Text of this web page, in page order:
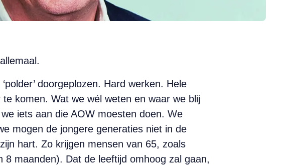
doorgeplozen. Hard werken. Hele
komen. Wat we wél weten en waar we blij
iets aan die AOW moesten doen. We
mogen de jongere generaties niet in de
hart. Zo krijgen mensen van 65, zoals
maanden). Dat de leeftijd omhoog zal gaan,